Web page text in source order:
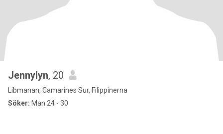
Jennylyn, 20
Libmanan, Camarines Sur, Filippinerna
Söker: Man 24 - 30